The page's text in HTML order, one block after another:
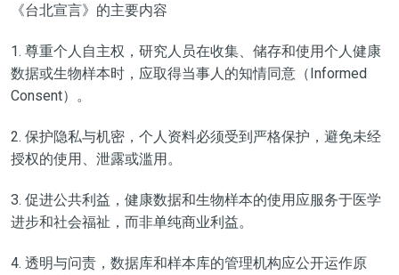
《台北宣言》的主要内容
1. 尊重个人自主权，研究人员在收集、储存和使用个人健康
数据或生物样本时，应取得当事人的知情同意（Informed
Consent）。
2. 保护隐私与机密，个人资料必须受到严格保护，避免未经
授权的使用、泄露或滥用。
3. 促进公共利益，健康数据和生物样本的使用应服务于医学
进步和社会福祉，而非单纯商业利益。
4. 透明与问责，数据库和样本库的管理机构应公开运作原